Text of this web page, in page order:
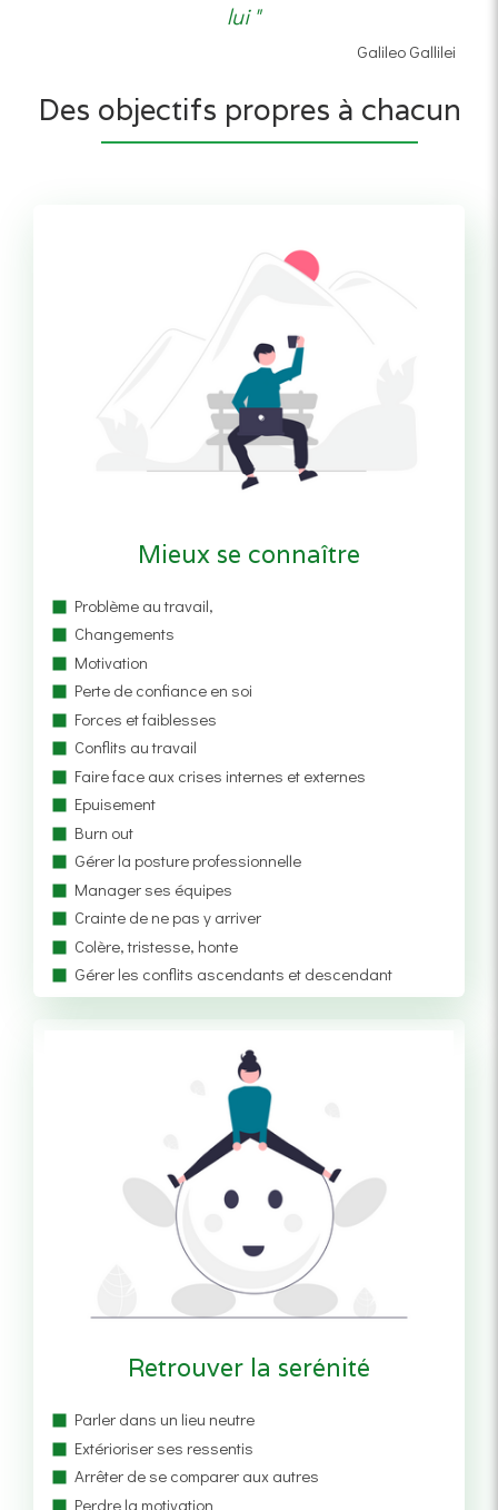
lui "
Galileo Gallilei
Des objectifs propres à chacun
Mieux se connaître
Problème au travail,
Changements
Motivation
Perte de confiance en soi
Forces et faiblesses
Conflits au travail
Faire face aux crises internes et externes
Epuisement
Burn out
Gérer la posture professionnelle
Manager ses équipes
Crainte de ne pas y arriver
Colère, tristesse, honte
Gérer les conflits ascendants et descendant
Retrouver la serénité
Parler dans un lieu neutre
Extérioriser ses ressentis
Arrêter de se comparer aux autres
Perdre la motivation